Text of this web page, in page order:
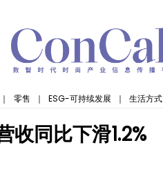
｜ 零售 ｜ ESG-可持续发展 ｜ 生活方式
收同比下滑1.2%